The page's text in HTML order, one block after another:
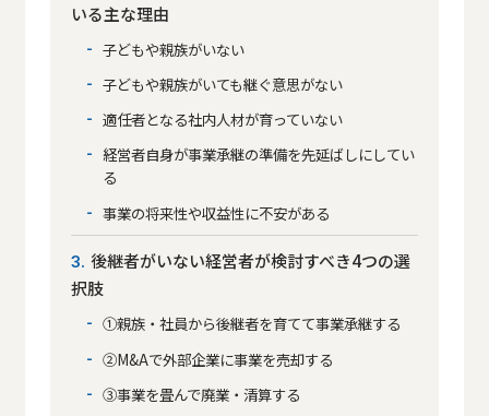
いる主な理由
子どもや親族がいない
子どもや親族がいても継ぐ意思がない
適任者となる社内人材が育っていない
経営者自身が事業承継の準備を先延ばしにしてい
る
事業の将来性や収益性に不安がある
3 後継者がいない経営者が検討すべき4つの選
択肢
①親族・社員から後継者を育てて事業承継する
②M&Aで外部企業に事業を売却する
③事業を畳んで廃業・清算する